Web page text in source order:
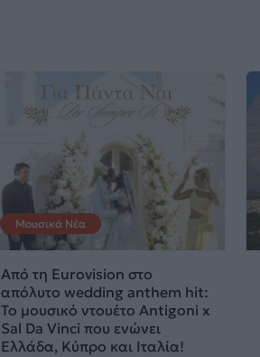
Μουσικά Νέα
Από τη Eurovision στο
απόλυτο wedding anthem hit:
Το μουσικό ντουέτο Antigoni x
Sal Da Vinci που ενώνει
Ελλάδα, Κύπρο και Ιταλία!